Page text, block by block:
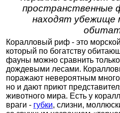
пространственные
находят убежище
Коралловый риф - это
который по богатству
фауны можно сравнить
дождевыми лесами.
поражают невероятным
но и дают приют
животного мира. Есть у
враги - губки, слизни,